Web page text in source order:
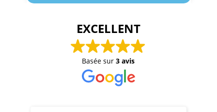
EXCELLENT
Basée sur3 avis